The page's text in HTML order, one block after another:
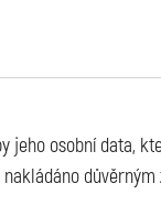
jeho osobní data,